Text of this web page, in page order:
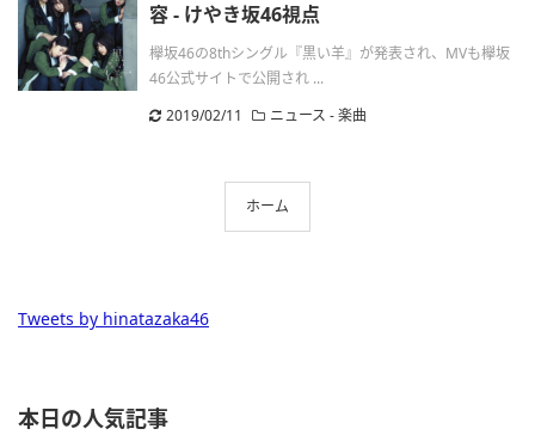
容 - けやき坂46視点
欅坂46の8thシングル『黒い羊』が発表され、MVも欅坂
46公式サイトで公開され ...
2019/02/11
ニュース -楽曲
ホーム
Tweets by hinatazaka46
本日の人気記事